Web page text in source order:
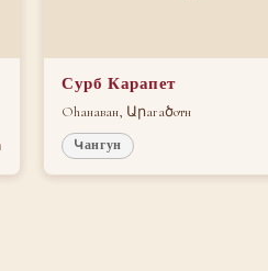
Сурб Карапет
Ohанаван, Արагаծoтн
Կангун